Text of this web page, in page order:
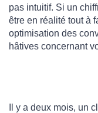
pas intuitif. Si un
être en réalité tout à
optimisation des
hâtives concernant
Il y a deux mois, un